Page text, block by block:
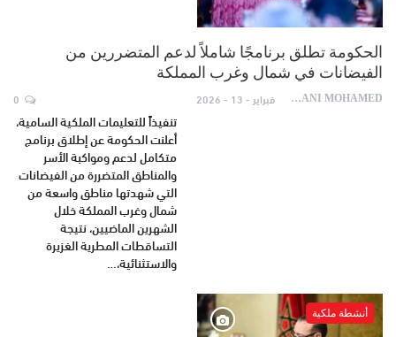
الحكومة تطلق برنامجًا شاملاً لدعم المتضررين من
الفيضانات في شمال وغرب المملكة
AYDANI MOHAMED فبراير - 13 - 2026
تنفيذاً للتعليمات الملكية السامية،
أعلنت الحكومة عن إطلاق برنامج
متكامل لدعم ومواكبة الأسر
والمناطق المتضررة من الفيضانات
التي شهدتها مناطق واسعة من
شمال وغرب المملكة خلال
الشهرين الماضيين، نتيجة
التساقطات المطرية الغزيرة
والاستثنائية،…
أنشطة ملكية